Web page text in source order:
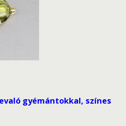
gyémántokkal, színes